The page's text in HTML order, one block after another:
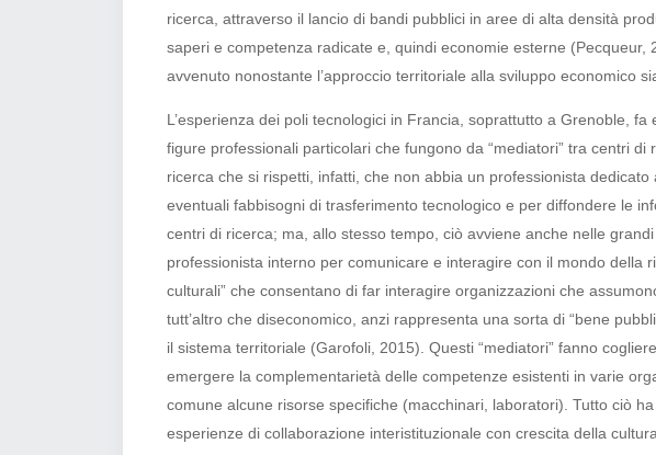
ricerca, attraverso il lancio di bandi pubblici in aree di alta densità
saperi e competenza radicate e, quindi economie esterne (Pecqueur,
avvenuto nonostante l’approccio territoriale alla sviluppo economico
L’esperienza dei poli tecnologici in Francia, soprattutto a Grenoble,
figure professionali particolari che fungono da “mediatori” tra centri di
ricerca che si rispetti, infatti, che non abbia un professionista dedicato
eventuali fabbisogni di trasferimento tecnologico e per diffondere le
centri di ricerca; ma, allo stesso tempo, ciò avviene anche nelle
professionista interno per comunicare e interagire con il mondo della
culturali” che consentano di far interagire organizzazioni che
tutt’altro che diseconomico, anzi rappresenta una sorta di “bene
il sistema territoriale (Garofoli, 2015). Questi “mediatori” fanno
emergere la complementarietà delle competenze esistenti in varie
comune alcune risorse specifiche (macchinari, laboratori). Tutto ciò
esperienze di collaborazione interistituzionale con crescita della